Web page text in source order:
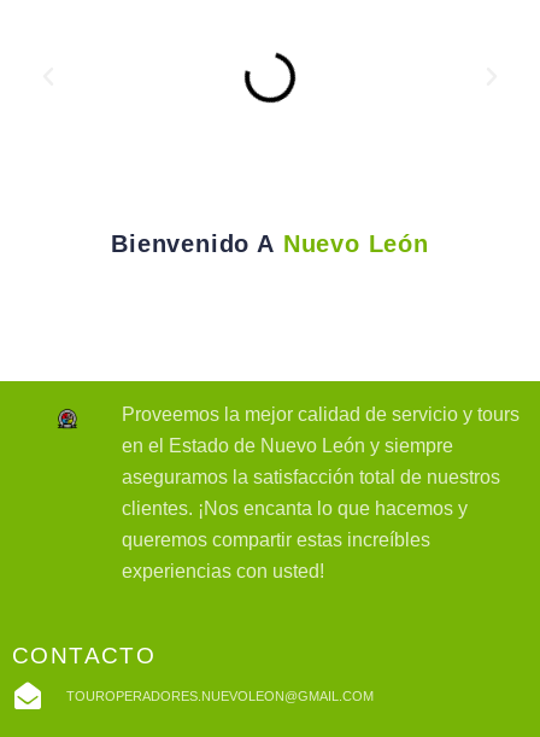
Bienvenido A Nuevo León
Proveemos la mejor calidad de servicio y tours
en el Estado de Nuevo León y siempre
aseguramos la satisfacción total de nuestros
clientes. ¡Nos encanta lo que hacemos y
queremos compartir estas increíbles
experiencias con usted!
CONTACTO
TOUROPERADORES.NUEVOLEON@GMAIL.COM